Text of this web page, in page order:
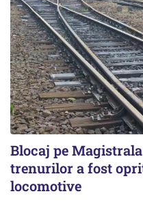
Blocaj pe
trenurilor a fost
locomotive